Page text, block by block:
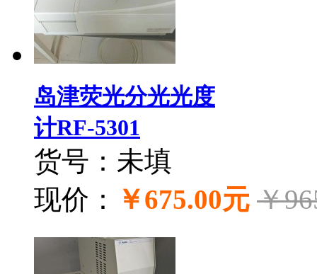
岛津荧光分光光度
计RF-5301
货号：未填
现价：
￥675.00元 ￥